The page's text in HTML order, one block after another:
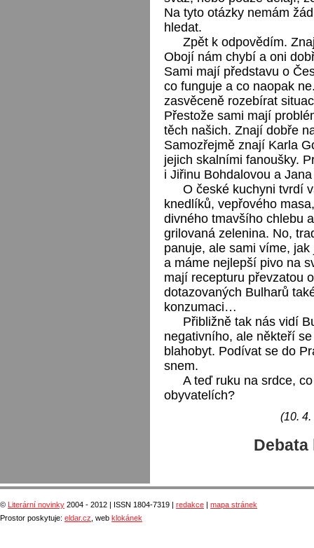
Na tyto otázky nemám
hledat.
Zpět k odpovědím.
Obojí nám chybí a oni
Sami mají představu o
co funguje a co naopak
zasvěceně rozebírat
Přestože sami mají
těch našich. Znají dobře
Samozřejmě znají Karla
jejich skalními fanoušky.
i Jiřinu Bohdalovou a
O české kuchyni tvrdí
knedlíků, vepřového
divného tmavšího chlebu
grilovaná zelenina. No,
panuje, ale sami víme,
a máme nejlepší pivo na
mají recepturu převzatou
dotazovaných Bulharů
konzumaci…
Přibližně tak nás vidí
negativního, ale někteří
blahobyt. Podívat se do
snem.
A teď ruku na srdce,
obyvatelích?
(10.
Debata
© Literární novinky 2004 - 2012 | ISSN 1804-7319 | redakce
mapa stránek
Prostor poskytuje: eldar.cz , web klokánek